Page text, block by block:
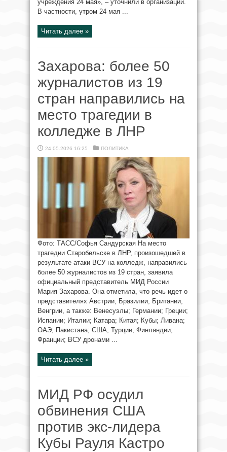
учреждения 24 мая», – уточнили в организации.
В частности, утром 24 мая ...
Читать далее »
Захарова: более 50
журналистов из 19
стран направились на
место трагедии в
колледже в ЛНР
24.05.2026 16:25 ПОЛИТИКА
Фото: ТАСС/Софья Сандурская На место
трагедии Старобельске в ЛНР, произошедшей в
результате атаки ВСУ на колледж, направились
более 50 журналистов из 19 стран, заявила
официальный представитель МИД России
Мария Захарова. Она отметила, что речь идет о
представителях Австрии, Бразилии, Британии,
Венгрии, а также: Венесуэлы; Германии; Греции;
Испании; Италии; Катара; Китая; Кубы; Ливана;
ОАЭ; Пакистана; США; Турции; Финляндии;
Франции; ВСУ дронами ...
Читать далее »
МИД РФ осудил
обвинения США
против экс-лидера
Кубы Рауля Кастро